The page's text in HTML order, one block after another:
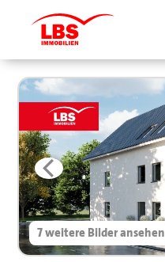
7 weitere Bilder ansehen